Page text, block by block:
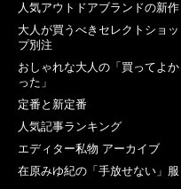
人気アウトドアブランドの新作
大人が買うべきセレクトショッ
プ別注
おしゃれな大人の「買ってよか
った」
定番と新定番
人気記事ランキング
エディター私物 アーカイブ
在原みゆ紀の「手放せない」服